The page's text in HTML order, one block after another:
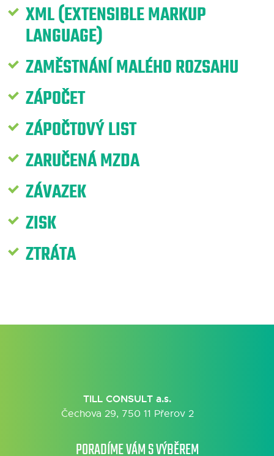
XML (EXTENSIBLE MARKUP
LANGUAGE)
ZAMĚSTNÁNÍ MALÉHO ROZSAHU
ZÁPOČET
ZÁPOČTOVÝ LIST
ZARUČENÁ MZDA
ZÁVAZEK
ZISK
ZTRÁTA
TILL CONSULT a.s.
Čechova 29, 750 11 Přerov 2
PORADÍME VÁM S VÝBĚREM